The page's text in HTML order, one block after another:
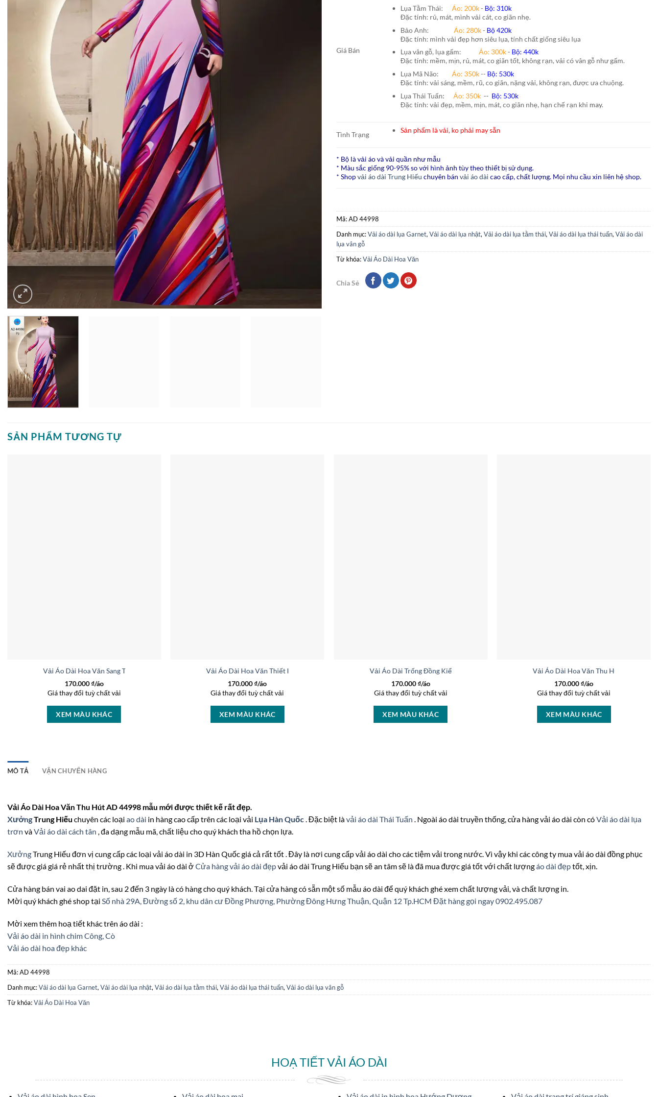
Giá Bán
Lụa Tằm Thái: Áo: 200k- Bộ: 310k
Đặc tính: rủ, mát, mình vải cát, co giãn nhẹ.
Bảo Anh: Áo: 280k- Bộ 420k
Đặc tính: mình vải đẹp hơn siêu lụa, tính chất giống siêu lụa
Lụa vân gỗ, lụa gấm: Áo: 300k- Bộ: 440k
Đặc tính: mềm, mịn, rủ, mát, co giãn tốt, không rạn, vải có vân gỗ như gấm.
Lụa Mã Não: Áo: 350k-- Bộ: 530k
Đặc tính: vải sáng, mềm, rũ, co giãn, nặng vải, không rạn, được ưa chuộng.
Lụa Thái Tuấn: Áo: 350k-- Bộ: 530k
Đặc tính: vải đẹp, mềm, mịn, mát, co giãn nhẹ, hạn chế rạn khi may.
Tình Trạng
Sản phẩm là vải, ko phải may sẵn
* Bộ là vải áo và vải quần như mẫu
* Màu sắc giống 90-95% so với hình ảnh tùy theo thiết bị sử dụng.
* Shopvải áo dài Trung Hiếu chuyên bán vải áo dài cao cấp, chất lượng. Mọi nhu cầu xin liên hệ shop.
Mã:AD 44998
Danh mục:Vải áo dài lụa Garnet, Vải áo dài lụa nhật, Vải áo dài lụa tằm thái, Vải áo dài lụa thái tuấn, Vải áo dài
lụa vân gỗ
Từ khóa:Vải Áo Dài Hoa Văn
Chia Sẻ
SẢN PHẨM TƯƠNG TỰ
Vải Áo Dài Hoa Văn Sang Trọng AD 46448
170.000₫/áo
Giá thay đổi tuỳ chất vải
XEM MÀU KHÁC
Vải Áo Dài Hoa Văn Thiết Kế 2026 AD 46464
170.000₫/áo
Giá thay đổi tuỳ chất vải
XEM MÀU KHÁC
Vải Áo Dài Trống Đồng Kiểu Mới AD 16993
170.000₫/áo
Giá thay đổi tuỳ chất vải
XEM MÀU KHÁC
Vải Áo Dài Hoa Văn Thu Hút AD 46446
170.000₫/áo
Giá thay đổi tuỳ chất vải
XEM MÀU KHÁC
MÔ TẢ VẬN CHUYỂN HÀNG
Vải Áo Dài Hoa Văn Thu Hút AD 44998 mẫu mới được thiết kế rất đẹp.
XưởngTrung Hiếu chuyên các loại ao dài in hàng cao cấp trên các loại vải Lụa Hàn Quốc. Đặc biệt làvải áo dài Thái Tuấn . Ngoài áo dài truyền thống, cửa hàng vải áo dài còn cóVải áo dài lụa
trơn vàVải áo dài cách tân , đa dạng mẫu mã, chất liệu cho quý khách tha hồ chọn lựa.
XưởngTrung Hiếu đơn vị cung cấp các loại vải áo dài in 3D Hàn Quốc giá cả rất tốt . Đây là nơi cung cấp vải áo dài cho các tiệm vải trong nước. Vì vậy khi các công ty mua vải áo dài đồng phục
sẽ được giá giá rẻ nhất thị trường . Khi mua vải áo dài ở Cửa hàng vải áo dài đẹpvải áo dài Trung Hiếu bạn sẽ an tâm sẽ là đã mua được giá tốt với chất lượngáo dài đẹptốt, xịn.
Cửa hàng bán vai ao dai đặt in, sau 2 đến 3 ngày là có hàng cho quý khách. Tại cửa hàng có sẵn một số mẫu áo dài để quý khách ghé xem chất lượng vải, và chất lượng in.
Mời quý khách ghé shop tại Số nhà 29A, Đường số 2, khu dân cư Đồng Phượng, Phường Đông Hưng Thuận, Quận 12 Tp.HCM Đặt hàng gọi ngay 0902.495.087
Mời xem thêm hoạ tiết khác trên áo dài :
Vải áo dài in hình chim Công, Cò
Vải áo dài hoa đẹp khác
Mã:AD 44998
Danh mục:Vải áo dài lụa Garnet, Vải áo dài lụa nhật, Vải áo dài lụa tằm thái, Vải áo dài lụa thái tuấn, Vải áo dài lụa vân gỗ
Từ khóa:Vải Áo Dài Hoa Văn
HOẠ TIẾT VẢI ÁO DÀI